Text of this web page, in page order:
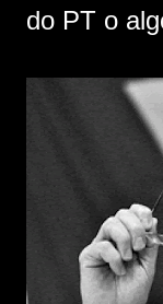
do PT o